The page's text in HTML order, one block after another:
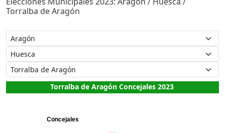
Torralba de Aragón
Torralba de Aragón Concejales 2023
Concejales